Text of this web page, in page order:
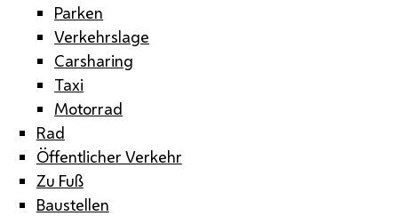
Parken
Verkehrslage
Carsharing
Taxi
Motorrad
Rad
Öffentlicher Verkehr
Zu Fuß
Baustellen